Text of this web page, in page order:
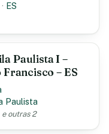
· ES
Paulista I –
– ES
Paulista
e outras 2